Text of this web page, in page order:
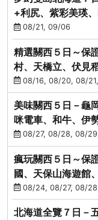
+利尻、紫彩美瑛
蟹吃到飽
08/21, 09/06
精選關西５日～保
村、天橋立、伏見
08/16, 08/20, 08/
美味關西５日－龜
咪電車、和牛、伊
08/27, 08/28, 08/
瘋玩關西５日～保
國、天保山海遊館
08/24, 08/27, 08/
北海道全覽７日－